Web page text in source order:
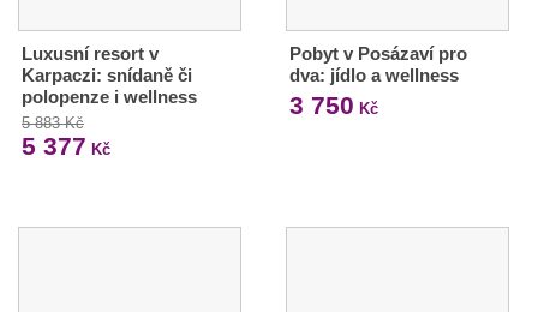
Luxusní resort v
Karpaczi: snídaně či
polopenze i wellness
5 883 Kč
5 377 Kč
Pobyt v Posázaví pro
dva: jídlo a wellness
3 750 Kč